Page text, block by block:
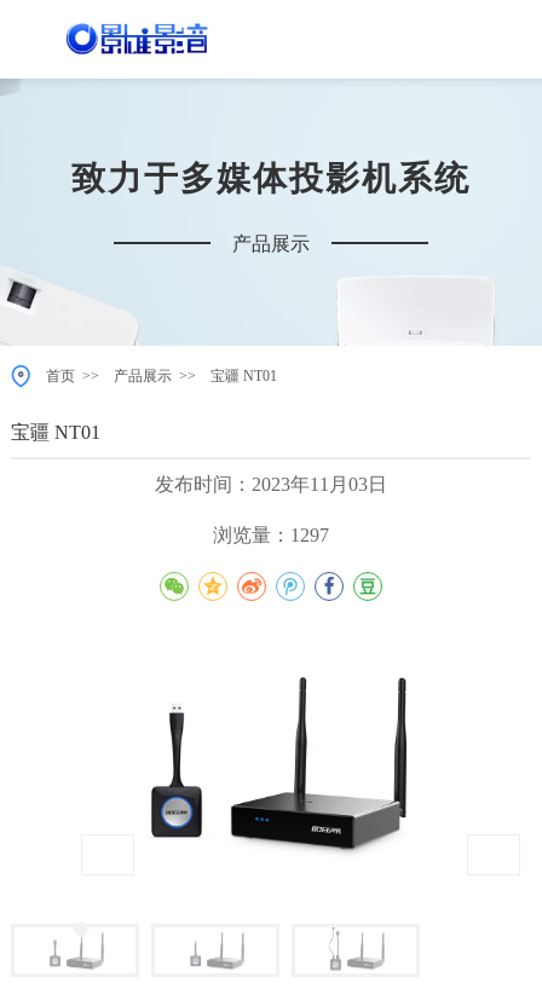
致力于多媒体投影机系统
产品展示
首页 >> 产品展示 >> 宝疆 NT01
宝疆 NT01
发布时间：2023年11月03日
浏览量：1297